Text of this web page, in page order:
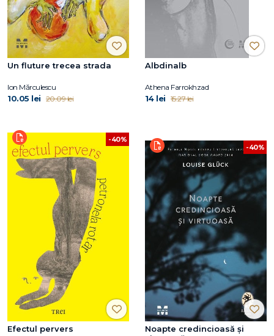
Un fluture trecea strada
Ion Mărculescu
10.05 lei 20.09 lei
Albdinalb
Athena Farrokhzad
14 lei 15.27 lei
-40%
Efectul pervers
-40%
Noapte credincioasă și